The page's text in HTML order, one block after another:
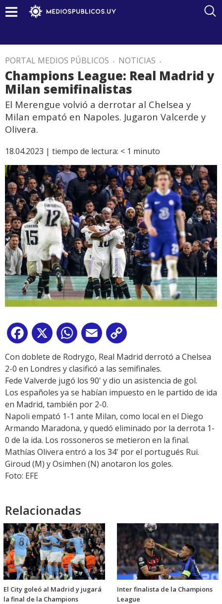
PORTAL MEDIOS PÚBLICOS . NOTICIAS .
Champions League: Real Madrid y
Milan semifinalistas
El Merengue volvió a derrotar al Chelsea y
Milan empató en Napoles. Jugaron Valcerde y
Olivera.
18.04.2023 | tiempo de lectura: < 1 minuto
Facebook
X WhatsApp
Email
Link
Con doblete de Rodrygo, Real Madrid derrotó a Chelsea
2-0 en Londres y clasificó a las semifinales.
Fede Valverde jugó los 90' y dio un asistencia de gol.
Los españoles ya se habían impuesto en le partido de ida
en Madrid, también por 2-0.
Napoli empató 1-1 ante Milan, como local en el Diego
Armando Maradona, y quedó eliminado por la derrota 1-
0 de la ida. Los rossoneros se metieron en la final.
Mathías Olivera entró a los 34' por el portugués Rui.
Giroud (M) y Osimhen (N) anotaron los goles.
Foto: EFE
Relacionadas
El City goleó al Madrid y jugará
la final de la Champions
Inter finalista de la Champions
League